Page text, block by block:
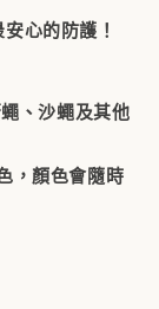
心的防護！
、沙蠅及其他
，顏色會隨時